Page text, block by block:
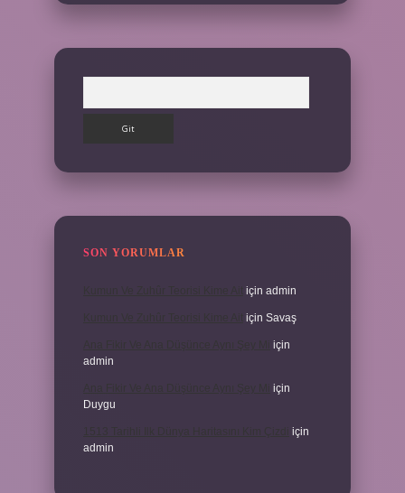
SON YORUMLAR
için admin
için Savaş
için
admin
için
Duygu
1513 Tarihli Ilk Dünya Haritasını Kim Çizdi
için
admin